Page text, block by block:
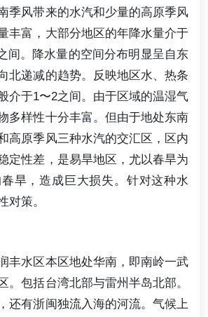
季风带来的水汽和少量的高原季风
丰富，大部分地区的年降水量介于
间。降水量的空间分布明显呈自东
北递减的趋势。反映地区水、热条
介于1〜2之间。由于区域的温湿气
多样性十分丰富。但由于地处东南
高原季风三种水汽的交汇区，区内
定性差，是易旱地区，尤以春旱为
旱，造成巨大损失。针对这种水
对策。
丰水区本区地处华南，即南岭一武
。包括台湾北部与雷州半岛北部。
还有浙闽独流入海的河流。气候上